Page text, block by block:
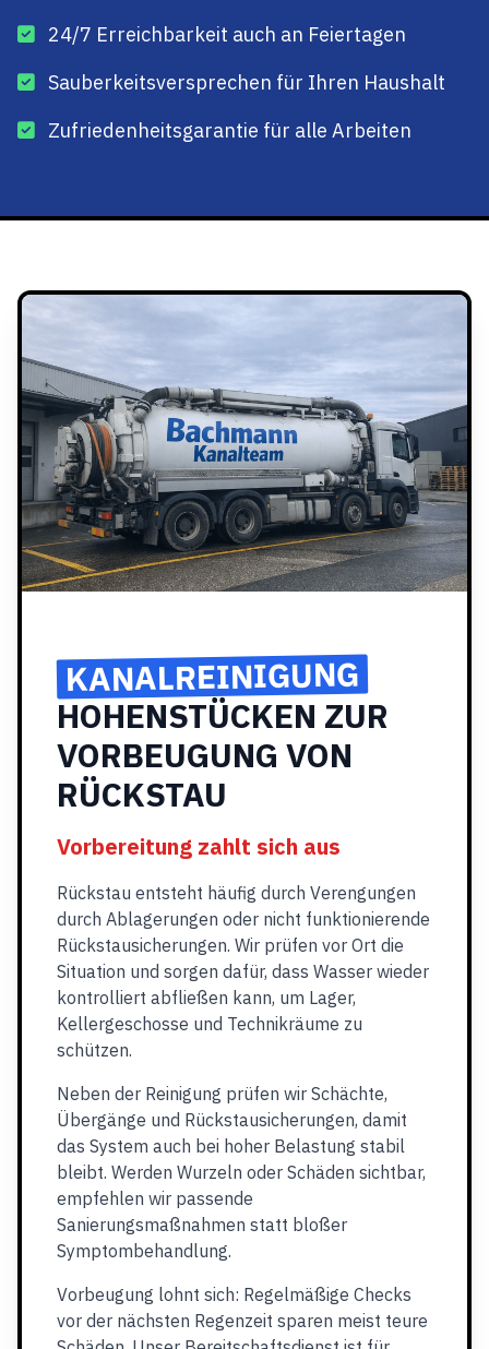
24/7 Erreichbarkeit auch an Feiertagen
Sauberkeitsversprechen für Ihren Haushalt
Zufriedenheitsgarantie für alle Arbeiten
KANALREINIGUNG
HOHENSTÜCKEN ZUR
VORBEUGUNG VON
RÜCKSTAU
Vorbereitung zahlt sich aus
Rückstau entsteht häufig durch Verengungen
durch Ablagerungen oder nicht funktionierende
Rückstausicherungen. Wir prüfen vor Ort die
Situation und sorgen dafür, dass Wasser wieder
kontrolliert abfließen kann, um Lager,
Kellergeschosse und Technikräume zu
schützen.
Neben der Reinigung prüfen wir Schächte,
Übergänge und Rückstausicherungen, damit
das System auch bei hoher Belastung stabil
bleibt. Werden Wurzeln oder Schäden sichtbar,
empfehlen wir passende
Sanierungsmaßnahmen statt bloßer
Symptombehandlung.
Vorbeugung lohnt sich: Regelmäßige Checks
vor der nächsten Regenzeit sparen meist teure